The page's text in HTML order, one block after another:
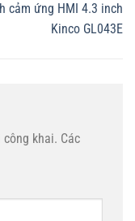
cảm ứng HMI 4.3 inch
Kinco GL043E
khai. Các